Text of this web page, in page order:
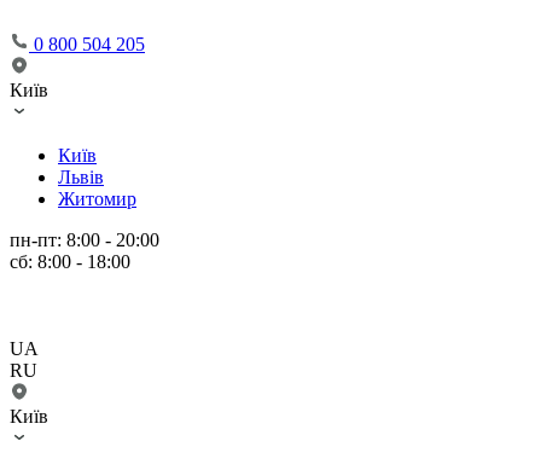
0 800 504 205
Київ
Київ
Львів
Житомир
пн-пт: 8:00 - 20:00
сб: 8:00 - 18:00
UA
RU
Київ